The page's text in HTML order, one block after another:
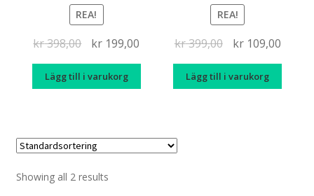
REA!
kr398,00
Det
ursprungliga
priset
kr 199,00
nuvarande
Lägg till i varukorg
REA!
kr399,00
Det
ursprungliga
priset
kr109,00Det
Lägg till i varukorg
Showing all 2 results